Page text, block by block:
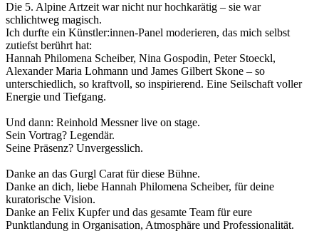
Die 5. Alpine Artzeit war nicht nur hochkarätig – sie war
schlichtweg magisch.
Ich durfte ein Künstler:innen-Panel moderieren, das mich selbst
zutiefst berührt hat:
Hannah Philomena Scheiber, Nina Gospodin, Peter Stoeckl,
Alexander Maria Lohmann und James Gilbert Skone – so
unterschiedlich, so kraftvoll, so inspirierend. Eine Seilschaft voller
Energie und Tiefgang.
Und dann: Reinhold Messner live on stage.
Sein Vortrag? Legendär.
Seine Präsenz? Unvergesslich.
Danke an das Gurgl Carat für diese Bühne.
Danke an dich, liebe Hannah Philomena Scheiber, für deine
kuratorische Vision.
Danke an Felix Kupfer und das gesamte Team für eure
Punktlandung in Organisation, Atmosphäre und Professionalität.